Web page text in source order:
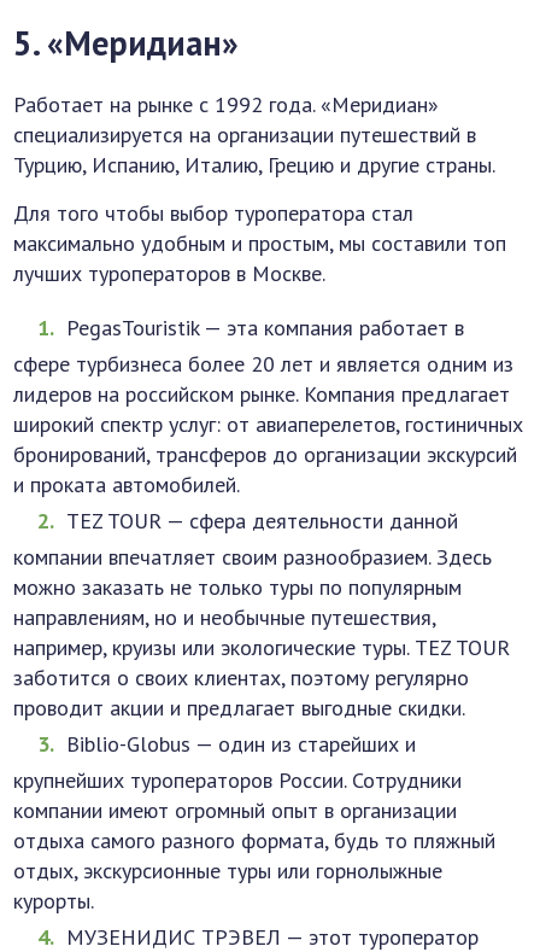
5. «Меридиан»
Работает на рынке с 1992 года. «Меридиан»
специализируется на организации путешествий в
Турцию, Испанию, Италию, Грецию и другие страны.
Для того чтобы выбор туроператора стал
максимально удобным и простым, мы составили топ
лучших туроператоров в Москве.
PegasTouristik — эта компания работает в
сфере турбизнеса более 20 лет и является одним из
лидеров на российском рынке. Компания предлагает
широкий спектр услуг: от авиаперелетов, гостиничных
бронирований, трансферов до организации экскурсий
и проката автомобилей.
TEZ TOUR — сфера деятельности данной
компании впечатляет своим разнообразием. Здесь
можно заказать не только туры по популярным
направлениям, но и необычные путешествия,
например, круизы или экологические туры. TEZ TOUR
заботится о своих клиентах, поэтому регулярно
проводит акции и предлагает выгодные скидки.
Biblio-Globus — один из старейших и
крупнейших туроператоров России. Сотрудники
компании имеют огромный опыт в организации
отдыха самого разного формата, будь то пляжный
отдых, экскурсионные туры или горнолыжные
курорты.
МУЗЕНИДИС ТРЭВЕЛ — этот туроператор